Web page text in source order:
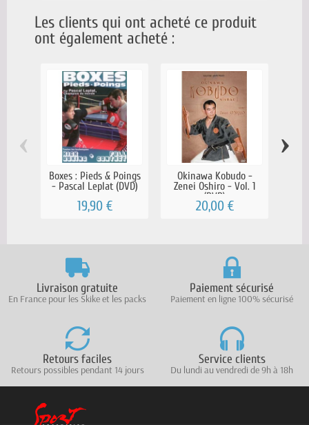
Les clients qui ont acheté ce produit
ont également acheté :
Boxes : Pieds & Poings
- Pascal Leplat (DVD)
19,90 €
Okinawa Kobudo -
Zenei Oshiro - Vol. 1
(DVD)
20,00 €
‹ ›
Livraison gratuite
En France pour les Skike et les packs
Paiement sécurisé
Paiement en ligne 100% sécurisé
Retours faciles
Retours possibles pendant 14 jours
Service clients
Du lundi au vendredi de 9h à 18h